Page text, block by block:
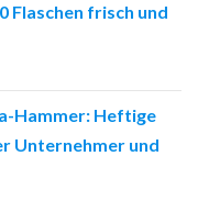
Flaschen frisch und
Hammer: Heftige
Unternehmer und